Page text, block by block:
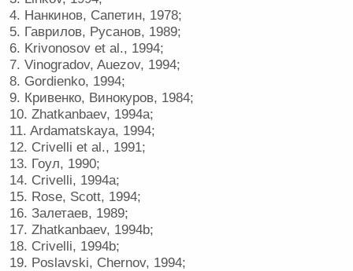
4. Нанкинов, Сапетин, 1978;
5. Гаврилов, Русанов, 1989;
6. Krivonosov et al., 1994;
7. Vinogradov, Auezov, 1994;
8. Gordienko, 1994;
9. Кривенко, Винокуров, 1984;
10. Zhatkanbaev, 1994a;
11. Ardamatskaya, 1994;
12. Crivelli et al., 1991;
13. Гоул, 1990;
14. Crivelli, 1994a;
15. Rose, Scott, 1994;
16. Залетаев, 1989;
17. Zhatkanbaev, 1994b;
18. Crivelli, 1994b;
19. Poslavski, Chernov, 1994;